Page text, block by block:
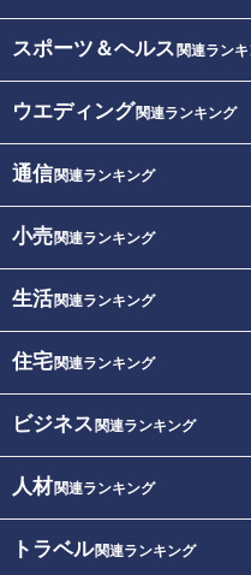
スポーツ＆ヘルス 関連ラン
ウエディング関連ランキング
通信関連ランキング
小売関連ランキング
生活関連ランキング
住宅関連ランキング
ビジネス 関連ランキング
人材関連ランキング
トラベル関連ランキング